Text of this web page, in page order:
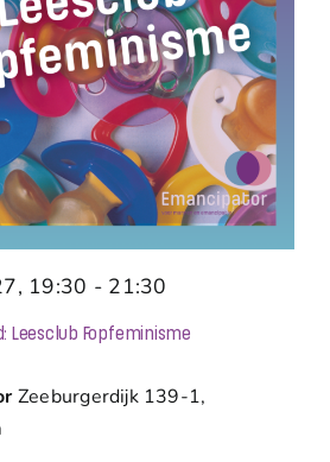
Leesclub Fopfeminisme
19:30 - 21:30
Zeeburgerdijk 139-1,